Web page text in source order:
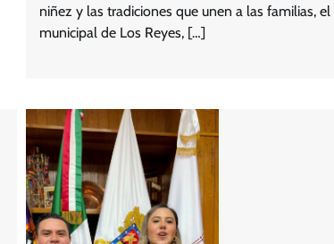
niñez y las tradiciones que unen a las familias,
municipal de Los Reyes, […]